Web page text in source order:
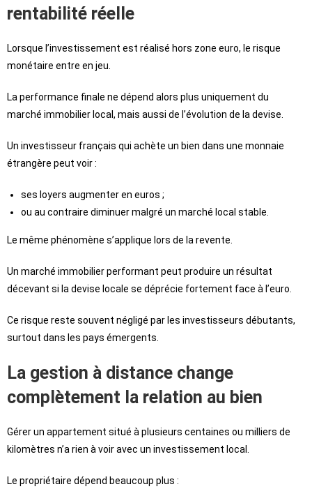
rentabilité réelle
Lorsque l’investissement est réalisé hors zone euro, le risque
monétaire entre en jeu.
La performance finale ne dépend alors plus uniquement du
marché immobilier local, mais aussi de l’évolution de la devise.
Un investisseur français qui achète un bien dans une monnaie
étrangère peut voir :
ses loyers augmenter en euros ;
ou au contraire diminuer malgré un marché local stable.
Le même phénomène s’applique lors de la revente.
Un marché immobilier performant peut produire un résultat
décevant si la devise locale se déprécie fortement face à l’euro.
Ce risque reste souvent négligé par les investisseurs débutants,
surtout dans les pays émergents.
La gestion à distance change
complètement la relation au bien
Gérer un appartement situé à plusieurs centaines ou milliers de
kilomètres n’a rien à voir avec un investissement local.
Le propriétaire dépend beaucoup plus :